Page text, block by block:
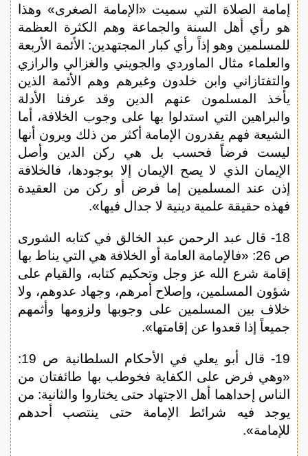
إمامة الصلاة التي سميت «الإمامة الصغرى» وهذا
هو رأي أهل السنة والجماعة وهم الكثرة العظمة
للمسلمين وهو إذاً رأي كبار المجتهدين: الأئمة الأربعة
والعلماء مثال الماوردي والجويني والغزالي والرازي
والتفتازاني وابن خلدون وغيرهم وهم الأئمة الذين
يأخذ المسلمون عنهم الدين وقد عرفنا الأدلة
والبراهين التي استدلوا بها على وجوب الخلافة، أما
الشيعة فهم يقدرون الإمامة أكثر من ذلك ويرون أنها
ليست فرضاً فحسب بل هي ركن الدين وأصل
الإيمان الذي لا يصح الإيمان إلا بوجودها، فالخلافة
إذن عند المسلمين إما فرض أو ركن من العقيدة
فهذه حقيقة علمية دينية لا جدال فيها».
18- قال عبد الرحمن عبد الخالق في كتابه الشورى
ص 26: «فالإمامة العامة أو الخلافة هي التي يناط بها
إقامة شرع الله عز وجل وتحكيم كتابه، والقيام على
شؤون المسلمين، وإصلاح أمرهم، وجهاد عدوهم، ولا
خلاف بين المسلمين على وجوبها ولزومها وأثمهم
جميعاً إذا قعدوا عن إقامتها».
19- قال أبو يعلي في الأحكام السلطانية ص 19:
«وهي فرض على الكفاية فخوطب بها طائفتان من
الناس إحداهما أهل الاجتهاد حتى يختاروا والثانية: من
يوجد فيه شرائط الإمامة حتى ينتصب أحدهم
للإمامة».